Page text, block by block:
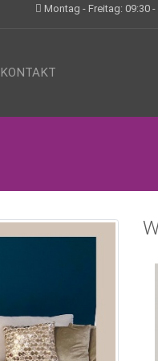
Montag - Freitag: 09:30
KONTAKT